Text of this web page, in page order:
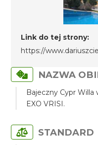
Link do tej strony:
https://
NAZWA
Bajeczny Cypr Willa
EXO VRISI.
STANDARD